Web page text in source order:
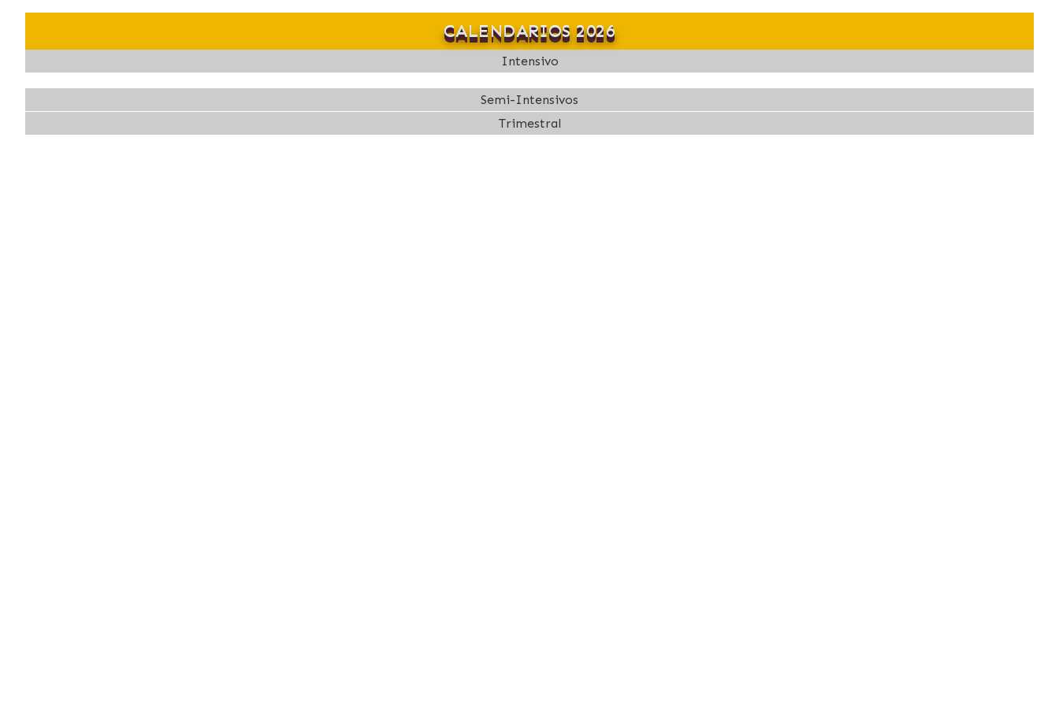
CALENDARIOS 2026
Intensivo
Semi-Intensivos
Trimestral